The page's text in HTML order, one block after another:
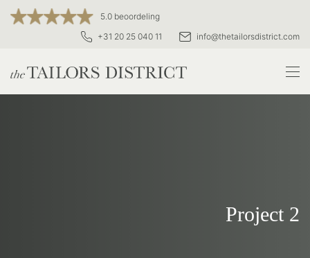
5.0 beoordeling
+31 20 25 040 11
info@thetailorsdistrict.com
Project 2